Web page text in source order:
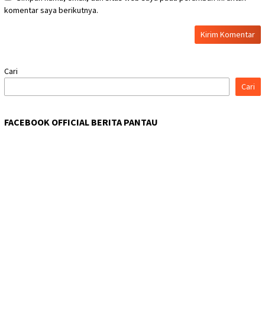
komentar saya berikutnya.
Cari
Cari
FACEBOOK OFFICIAL BERITA PANTAU